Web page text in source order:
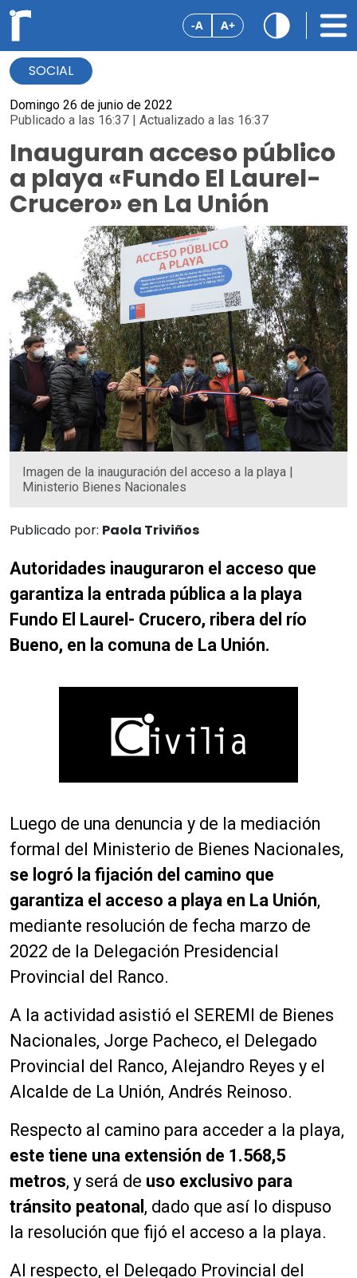
-A A+
SOCIAL
Domingo 26 de junio de 2022
Publicado a las 16:37 | Actualizado a las 16:37
Inauguran acceso público
a playa «Fundo El Laurel-
Crucero» en La Unión
Imagen de la inauguración del acceso a la playa |
Ministerio Bienes Nacionales
Publicado por: Paola Triviños
Autoridades inauguraron el acceso que
garantiza la entrada pública a la playa
Fundo El Laurel- Crucero, ribera del río
Bueno, en la comuna de La Unión.
Luego de una denuncia y de la mediación
formal del Ministerio de Bienes Nacionales,
se logró la fijación del camino que
garantiza el acceso a playa en La Unión,
mediante resolución de fecha marzo de
2022 de la Delegación Presidencial
Provincial del Ranco.
A la actividad asistió el SEREMI de Bienes
Nacionales, Jorge Pacheco, el Delegado
Provincial del Ranco, Alejandro Reyes y el
Alcalde de La Unión, Andrés Reinoso.
Respecto al camino para acceder a la playa,
este tiene una extensión de 1.568,5
metros, y será de uso exclusivo para
tránsito peatonal , dado que así lo dispuso
la resolución que fijó el acceso a la playa.
Al respecto, el Delegado Provincial del